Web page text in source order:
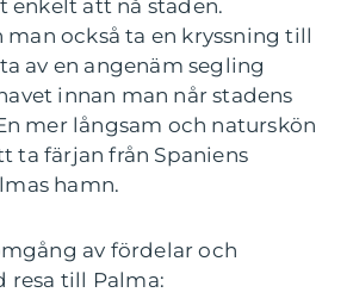
enkelt att nå staden.
också ta en kryssning till
av en angenäm segling
innan man når stadens
mer långsam och naturskön
ta färjan från Spaniens
hamn.
av fördelar och
resa till Palma: